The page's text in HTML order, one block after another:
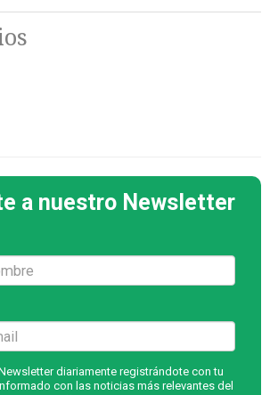
a nuestro Newsletter
diariamente registrándote con tu
con las noticias más relevantes del